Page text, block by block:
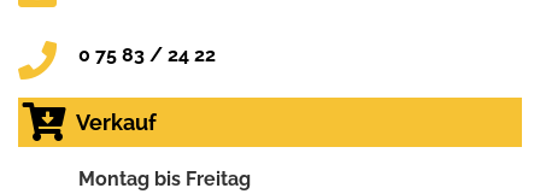
0 75 83 / 24 22
Verkauf
Montag bis Freitag